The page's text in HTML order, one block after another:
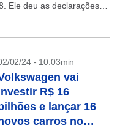
Ele deu as declarações
02/24 - 10:03min
vai
R$ 16
bilhões e lançar 16
carros no